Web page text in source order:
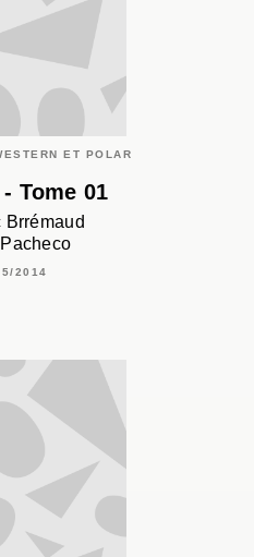
ET POLAR
Tome 01
Brrémaud
2014